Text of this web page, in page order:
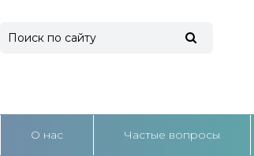
О нас Частые вопросы